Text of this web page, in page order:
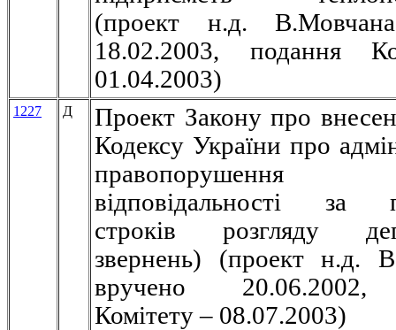
(проект н.д.
18.02.2003, подання
01.04.2003)
1227 Д
Проект Закону про
Кодексу України про
відповідальності за
строків розгляду
звернень) (проект н.д.
вручено 20.06.2002,
Комітету – 08.07.2003)